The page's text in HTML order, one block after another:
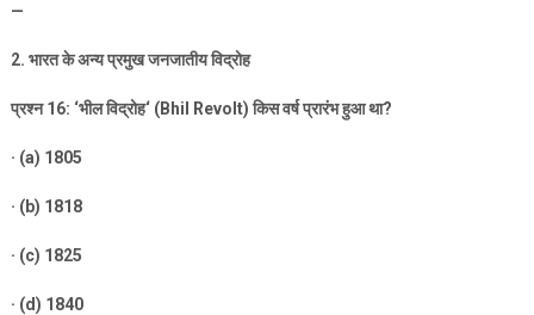
—
2. भारत के अन्य प्रमुख जनजातीय विद्रोह
प्रश्न16: ‘भील विद्रोह‘ (Bhil Revolt)किस वर्ष प्रारंभ हुआ था?
· (a) 1805
· (b) 1818
· (c) 1825
· (d) 1840